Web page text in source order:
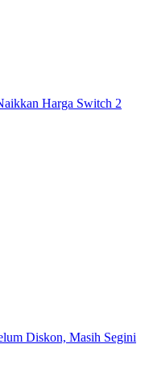
Harga Switch 2
Diskon, Masih Segini